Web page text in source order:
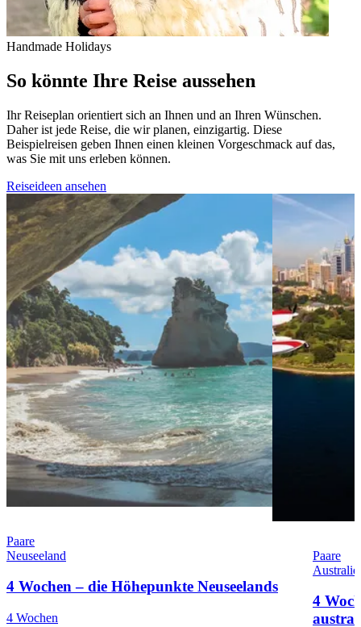
Handmade Holidays
So könnte Ihre Reise aussehen
Ihr Reiseplan orientiert sich an Ihnen und an Ihren Wünschen.
Daher ist jede Reise, die wir planen, einzigartig. Diese
Beispielreisen geben Ihnen einen kleinen Vorgeschmack auf das,
was Sie mit uns erleben können.
Reiseideen ansehen
View 4 Wochen – die Höhepunkte Neuseelands
Paare
Neuseeland
4 Wochen – die Höhepunkte Neuseelands
4 Wochen
View 4
Ostküste
Paare
4